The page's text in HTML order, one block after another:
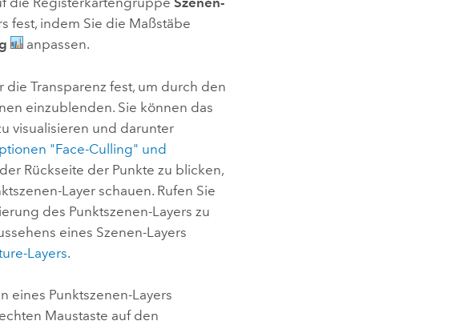
fest, indem Sie die Maßstäbe
anpassen.
die Transparenz fest, um durch den
einzublenden. Sie können das
visualisieren und darunter
"Face-Culling" und
Rückseite der Punkte zu blicken,
Layer schauen. Rufen Sie
des Punktszenen-Layers zu
eines Szenen-Layers
Layers.
eines Punktszenen-Layers
Maustaste auf den